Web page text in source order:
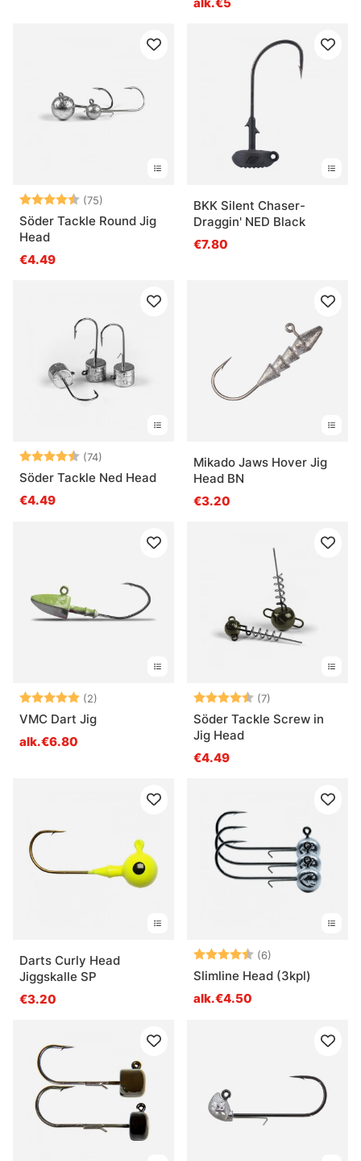
Arvio: (75)
4.4 5:sta tähdestä
Söder Tackle Round Jig
Head
€4.49
BKK Silent Chaser-
Draggin' NED Black
€7.80
Arvio: (74)
4.3 5:sta tähdestä
Söder Tackle Ned Head
€4.49
Mikado Jaws Hover Jig
Head BN
€3.20
Arvio: (2)
5.0 5:sta tähdestä
VMC Dart Jig
alk.€6.80
Arvio: (7)
Söder Tackle Screw in
Jig Head
€4.49
Darts Curly Head
Jiggskalle SP
€3.20
Arvio: (6)
Slimline Head (3kpl)
alk.€4.50